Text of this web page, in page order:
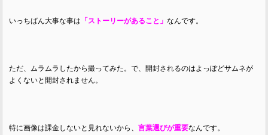
いっちばん大事な事は 「ストーリーがあること」 なんです。
ただ、ムラムラしたから撮ってみた。で、開封されるのはよっぽどサムネが
よくないと開封されません。
特に画像は課金しないと見れないから、 言葉選びが重要なんです。